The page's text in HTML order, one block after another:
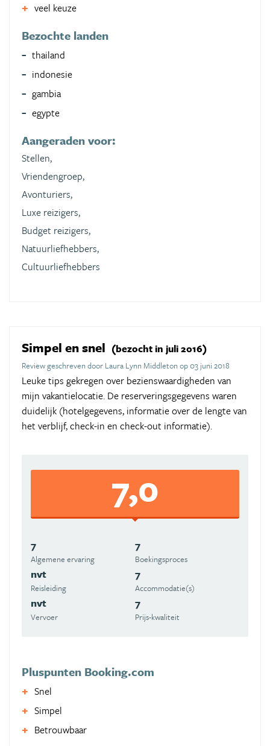
veel keuze
Bezochte landen
thailand
indonesie
gambia
egypte
Aangeraden voor:
Stellen,
Vriendengroep,
Avonturiers,
Luxe reizigers,
Budget reizigers,
Natuurliefhebbers,
Cultuurliefhebbers
Simpel en snel (bezocht in juli 2016)
Review geschreven door Laura Lynn Middleton op 03 juni 2018
Leuke tips gekregen over bezienswaardigheden van
mijn vakantielocatie. De reserveringsgegevens waren
duidelijk (hotelgegevens, informatie over de lengte van
het verblijf, check-in en check-out informatie).
7,0
7
Algemene ervaring
7
Boekingsproces
nvt
Reisleiding
7
Accommodatie(s)
nvt
Vervoer
7
Prijs-kwaliteit
Pluspunten Booking.com
Snel
Simpel
Betrouwbaar